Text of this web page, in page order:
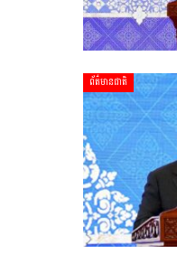
ព័ត៌មានជាតិ